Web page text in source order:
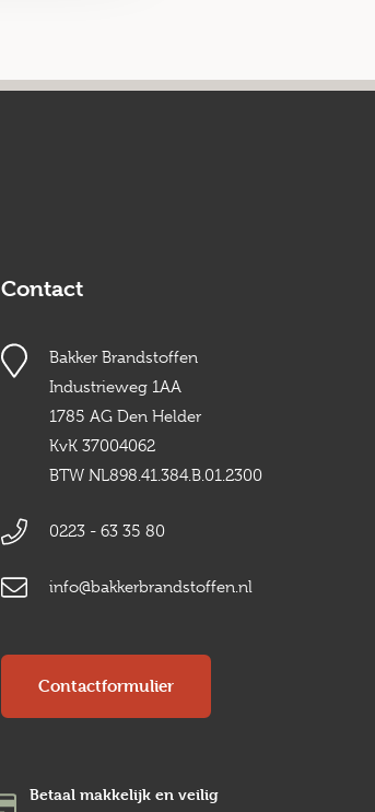
Contact
Bakker Brandstoffen
Industrieweg 1AA
1785 AG Den Helder
KvK 37004062
BTW NL898.41.384.B.01.2300
0223 - 63 35 80
info@bakkerbrandstoffen.nl
Contactformulier
Betaal makkelijk en veilig